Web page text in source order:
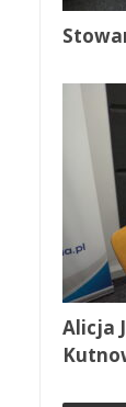
Alicja